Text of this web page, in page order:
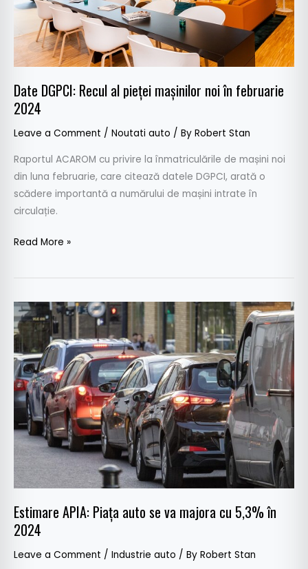
Date DGPCI: Recul al pieței mașinilor noi în februarie
2024
Leave a Comment / Noutati auto / By Robert Stan
Raportul ACAROM cu privire la înmatriculările de mașini noi
din luna februarie, care citează datele DGPCI, arată o
scădere importantă a numărului de mașini intrate în
circulație.
în
februarie
2024
Read More »
Estimare APIA: Piața auto se va majora cu 5,3% în
2024
Leave a Comment / Industrie auto / By Robert Stan
Estimare
APIA:
Piața
auto
se
va
majora
cu
5,3%
în
2024